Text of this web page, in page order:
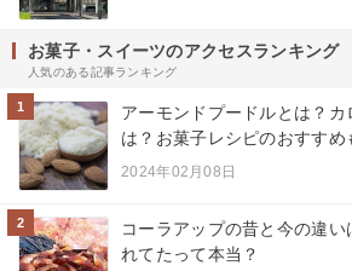
お菓子・スイーツのアクセスランキング
人気のある記事ランキング
1
アーモンドプードルとは？
は？お菓子レシピのおすすめ
2024年02月08日
2
コーラアップの昔と今の違い
れてたって本当？